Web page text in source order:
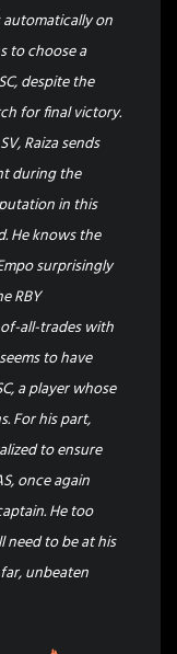
automatically on
to choose a
despite the
for final victory.
Raiza sends
during the
in this
He knows the
surprisingly
RBY
of-all-trades with
to have
a player whose
For his part,
to ensure
once again
He too
need to be at his
unbeaten